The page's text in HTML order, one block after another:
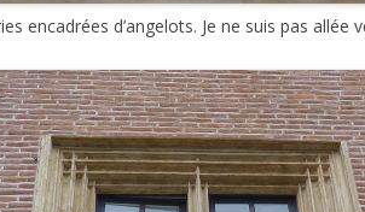
encadrées d’angelots. Je ne suis pas